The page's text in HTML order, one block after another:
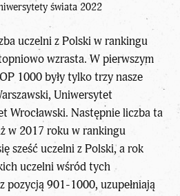
świata 2022
uczelni z Polski w rankingu
wzrasta. W pierwszym
1000 były tylko trzy nasze
Uniwersytet
Wrocławski. Następnie liczba ta
w 2017 roku w rankingu
sześć uczelni z Polski, a rok
uczelni wśród tych
pozycją 901-1000, uzupełniają